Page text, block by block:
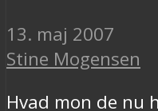
13. maj 2007
Stine Mogensen
Hvad mon de nu